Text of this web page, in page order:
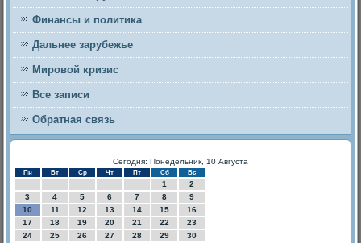
Финансы и политика
Дальнее зарубежье
Мировой кризис
Все записи
Обратная связь
Сегодня: Понедельник, 10 Августа
Пн Вт Ср Чт Пт Сб Вс
1
2
3
4 5 6 7 8
9
10
11 12 13 14 15
16
17
18 19 20 21 22
23
24
25 26 27 28 29
30